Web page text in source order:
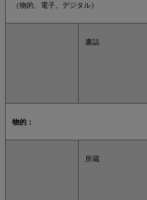
（物的、電子、デジタル）
書誌
物的：
所蔵